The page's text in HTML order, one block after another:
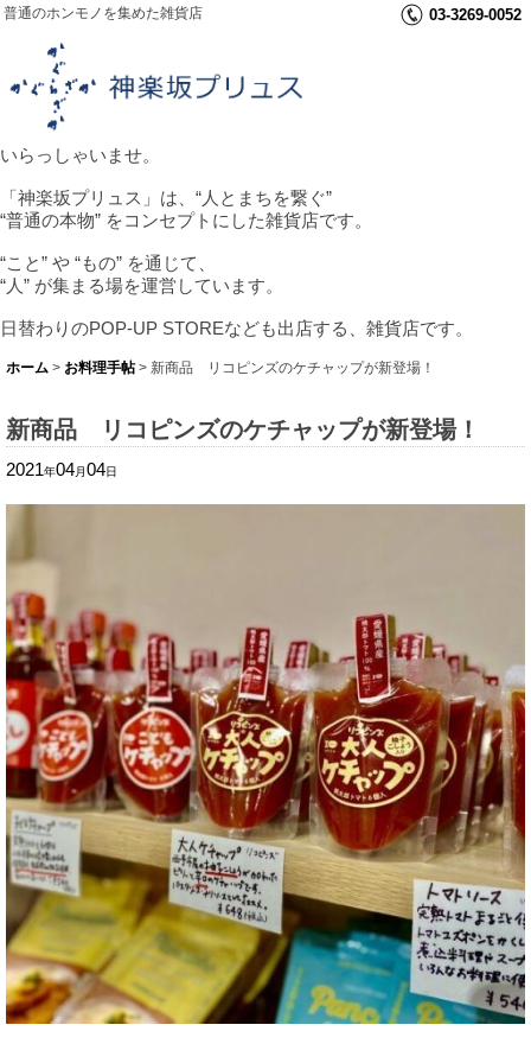
普通のホンモノを集めた雑貨店 03-3269-0052
いらっしゃいませ。
「神楽坂プリュス」は、“人とまちを繋ぐ”
“普通の本物” をコンセプトにした雑貨店です。
“こと” や “もの” を通じて、
“人” が集まる場を運営しています。
日替わりのPOP-UP STOREなども出店する、雑貨店です。
ホーム > お料理手帖 > 新商品 リコピンズのケチャップが新登場！
新商品 リコピンズのケチャップが新登場！
2021年04月04日